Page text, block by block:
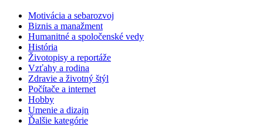
Motivácia a sebarozvoj
Biznis a manažment
Humanitné a spoločenské vedy
História
Životopisy a reportáže
Vzťahy a rodina
Zdravie a životný štýl
Počítače a internet
Hobby
Umenie a dizajn
Ďalšie kategórie